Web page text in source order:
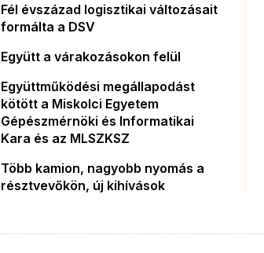
Fél évszázad logisztikai változásait
formálta a DSV
Együtt a várakozásokon felül
Együttműködési megállapodást
kötött a Miskolci Egyetem
Gépészmérnöki és Informatikai
Kara és az MLSZKSZ
Több kamion, nagyobb nyomás a
résztvevőkön, új kihívások